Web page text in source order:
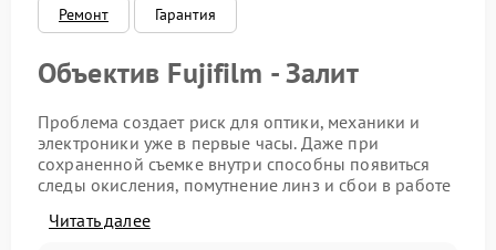
Ремонт Гарантия
Объектив Fujifilm - Залит
Проблема создает риск для оптики, механики и
электроники уже в первые часы. Даже при
сохраненной съемке внутри способны появиться
следы окисления, помутнение линз и сбои в работе
не только сушка, но и последовательная разборка с
Читать далее